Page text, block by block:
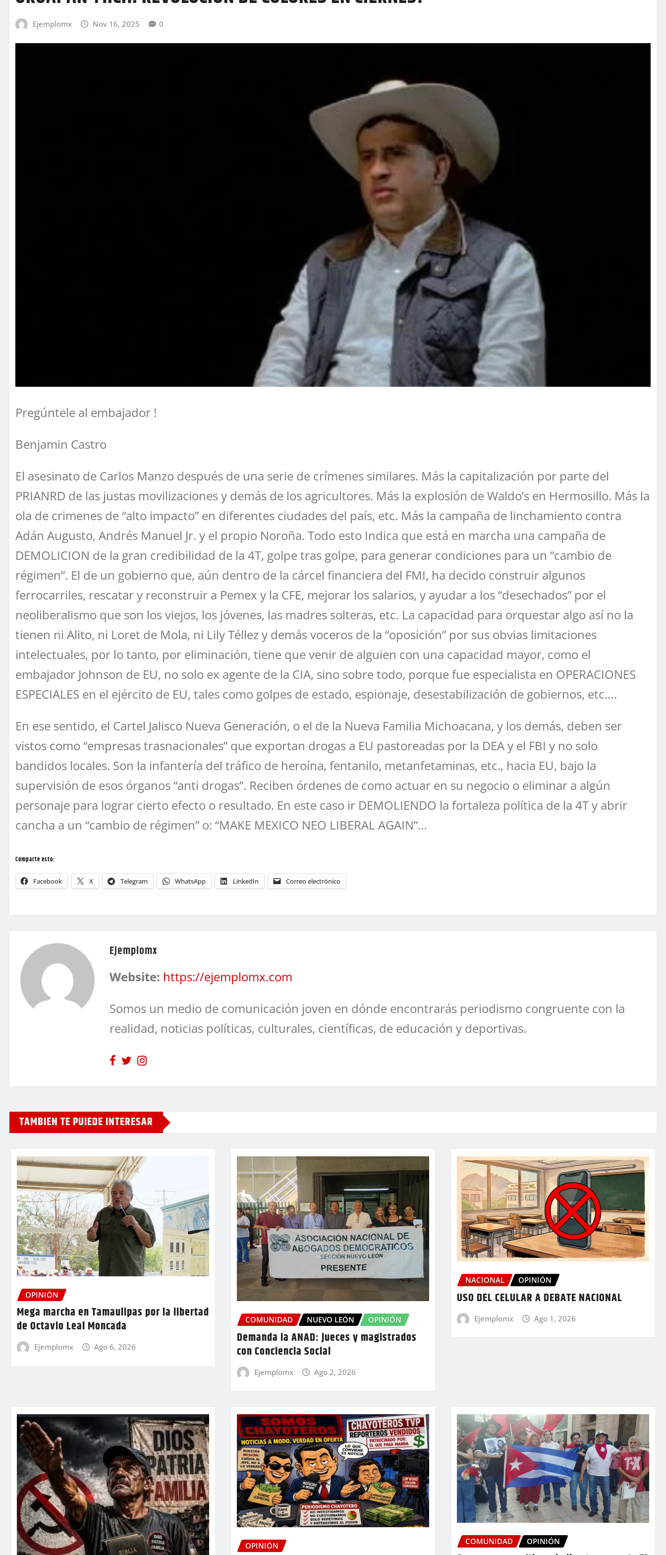
Ejemplomx Nov 16, 2025 0
Pregúntele al embajador !
Benjamin Castro
El asesinato de Carlos Manzo después de una serie de crímenes similares. Más la capitalización por parte del
PRIANRD de las justas movilizaciones y demás de los agricultores. Más la explosión de Waldo’s en Hermosillo. Más la
ola de crimenes de “alto impacto” en diferentes ciudades del país, etc. Más la campaña de linchamiento contra
Adán Augusto, Andrés Manuel Jr. y el propio Noroña. Todo esto Indica que está en marcha una campaña de
DEMOLICION de la gran credibilidad de la 4T, golpe tras golpe, para generar condiciones para un “cambio de
régimen”. El de un gobierno que, aún dentro de la cárcel financiera del FMI, ha decido construir algunos
ferrocarriles, rescatar y reconstruir a Pemex y la CFE, mejorar los salarios, y ayudar a los “desechados” por el
neoliberalismo que son los viejos, los jóvenes, las madres solteras, etc. La capacidad para orquestar algo así no la
tienen ni Alito, ni Loret de Mola, ni Lily Téllez y demás voceros de la “oposición” por sus obvias limitaciones
intelectuales, por lo tanto, por eliminación, tiene que venir de alguien con una capacidad mayor, como el
embajador Johnson de EU, no solo ex agente de la CIA, sino sobre todo, porque fue especialista en OPERACIONES
ESPECIALES en el ejército de EU, tales como golpes de estado, espionaje, desestabilización de gobiernos, etc….
En ese sentido, el Cartel Jalisco Nueva Generación, o el de la Nueva Familia Michoacana, y los demás, deben ser
vistos como “empresas trasnacionales” que exportan drogas a EU pastoreadas por la DEA y el FBI y no solo
bandidos locales. Son la infantería del tráfico de heroína, fentanilo, metanfetaminas, etc., hacia EU, bajo la
supervisión de esos órganos “anti drogas”. Reciben órdenes de como actuar en su negocio o eliminar a algún
personaje para lograr cierto efecto o resultado. En este caso ir DEMOLIENDO la fortaleza política de la 4T y abrir
cancha a un “cambio de régimen” o: “MAKE MEXICO NEO LIBERAL AGAIN”…
Comparte esto:
Facebook X Telegram WhatsApp LinkedIn Correo electrónico
Ejemplomx
Website: https://ejemplomx.com
Somos un medio de comunicación joven en dónde encontrarás periodismo congruente con la
realidad, noticias políticas, culturales, científicas, de educación y deportivas.
TAMBIEN TE PUIEDE INTERESAR
OPINIÓN
Mega marcha en Tamaulipas por la libertad
de Octavio Leal Moncada
Ejemplomx Ago 6, 2026
COMUNIDAD NUEVO LEÓN OPINIÓN
Demanda la ANAD: jueces y magistrados
con Conciencia Social
Ejemplomx Ago 2, 2026
NACIONAL OPINIÓN
USO DEL CELULAR A DEBATE NACIONAL
Ejemplomx Ago 1, 2026
OPINIÓN COMUNIDAD OPINIÓN